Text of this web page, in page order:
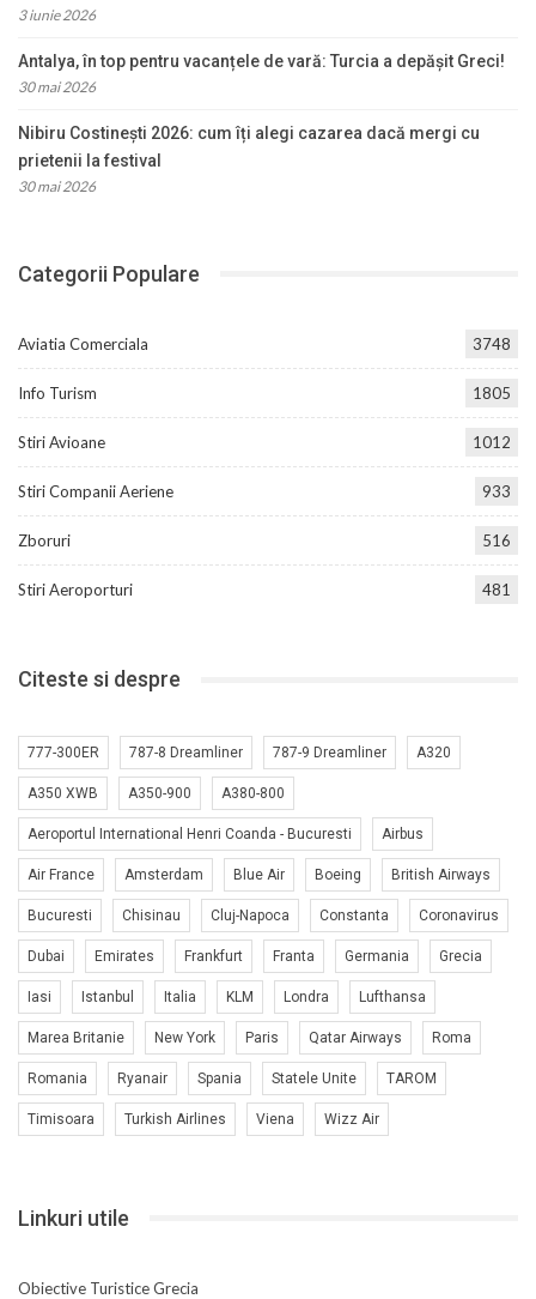
3 iunie 2026
Antalya, în top pentru vacanțele de vară: Turcia a depășit Greci!
30 mai 2026
Nibiru Costinești 2026: cum îți alegi cazarea dacă mergi cu
prietenii la festival
30 mai 2026
Categorii Populare
Aviatia Comerciala 3748
Info Turism 1805
Stiri Avioane 1012
Stiri Companii Aeriene 933
Zboruri 516
Stiri Aeroporturi 481
Citeste si despre
777-300ER 787-8 Dreamliner 787-9 Dreamliner A320
A350 XWB A350-900 A380-800
Aeroportul International Henri Coanda - Bucuresti Airbus
Air France Amsterdam Blue Air Boeing British Airways
Bucuresti Chisinau Cluj-Napoca Constanta Coronavirus
Dubai Emirates Frankfurt Franta Germania Grecia
Iasi Istanbul Italia KLM Londra Lufthansa
Marea Britanie New York Paris Qatar Airways Roma
Romania Ryanair Spania Statele Unite TAROM
Timisoara Turkish Airlines Viena Wizz Air
Linkuri utile
Obiective Turistice Grecia